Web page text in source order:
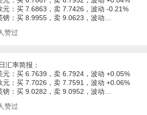
元：买 7.6863，卖 7.7426，波动 -0.21%
镑：买 8.9955，卖 9.0623，波动…
赞过
汇率简报：
元：买 6.7639，卖 6.7924，波动 +0.05%
元：买 7.7026，卖 7.7591，波动 +0.06%
镑：买 9.0282，卖 9.0952，波动…
赞过